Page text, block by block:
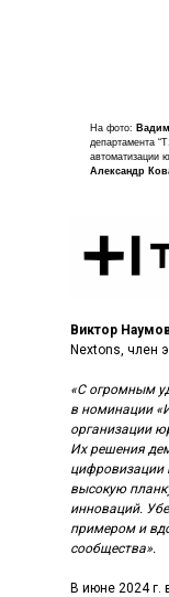
пилота —
На фото:
департамента
автоматизации
Александр
Виктор
Nextons, член
«С огромным
в номинации
организации
Их решения
цифровизации
высокую
инноваций.
примером и
сообщества».
В июне 2024 г.